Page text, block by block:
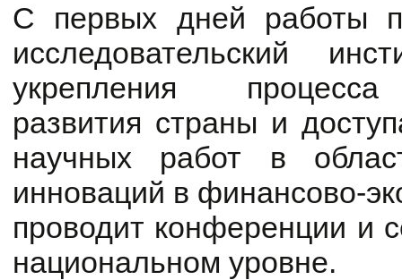
С первых дней работы
исследовательский
укрепления процесса
развития страны и
научных работ в
инноваций в финансово-
проводит конференции и
национальном уровне.